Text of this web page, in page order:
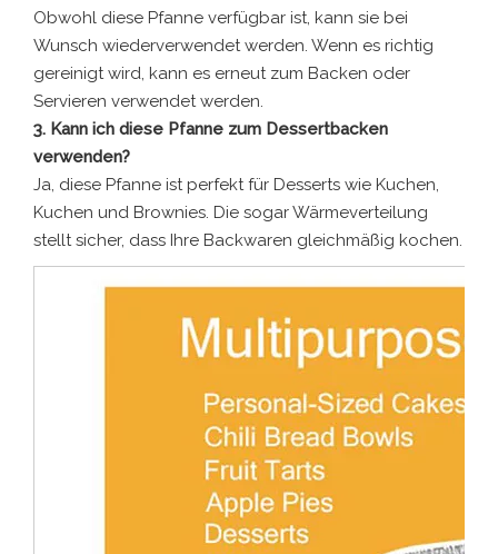
Obwohl diese Pfanne verfügbar ist, kann sie bei
Wunsch wiederverwendet werden. Wenn es richtig
gereinigt wird, kann es erneut zum Backen oder
Servieren verwendet werden.
3. Kann ich diese Pfanne zum Dessertbacken
verwenden?
Ja, diese Pfanne ist perfekt für Desserts wie Kuchen,
Kuchen und Brownies. Die sogar Wärmeverteilung
stellt sicher, dass Ihre Backwaren gleichmäßig kochen.